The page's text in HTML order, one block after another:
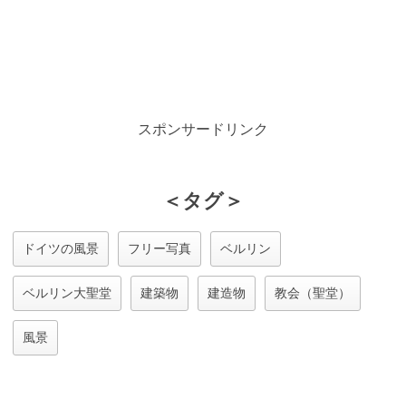
スポンサードリンク
＜タグ＞
ドイツの風景 フリー写真 ベルリン
ベルリン大聖堂 建築物 建造物 教会（聖堂）
風景